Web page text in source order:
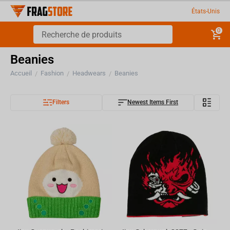
États-Unis
0
Beanies
Accueil / Fashion / Headwears / Beanies
Filters Newest Items First